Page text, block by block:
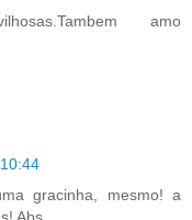
amo
gracinha, mesmo! a
Abs.